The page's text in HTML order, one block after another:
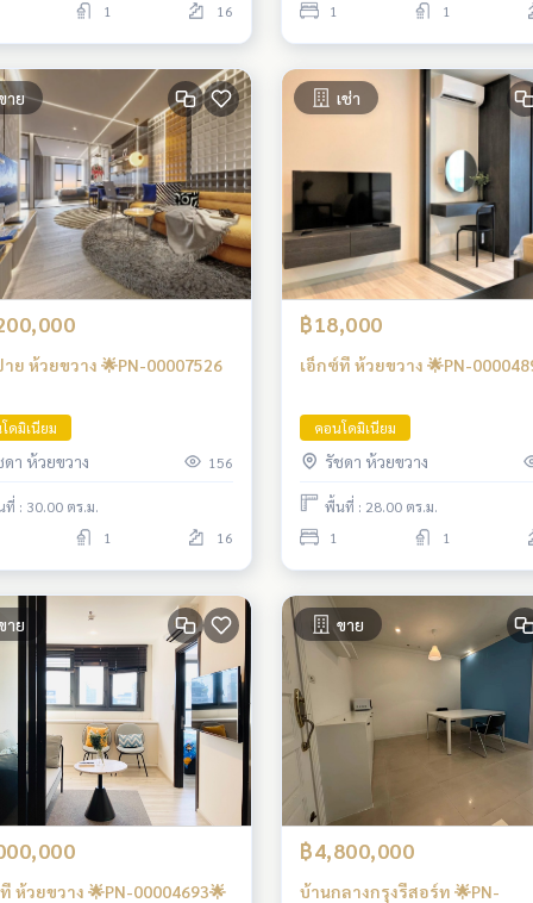
1
16
1
1
าย
ย ห้วยขวาง 🌟PN-00007526
ดมิเนียม
า ห้วยขวาง 156
: 30.00 ตร.ม.
1
16
เช่า
฿18,000
เอ็กซ์ที ห้วยขวาง 🌟PN-
คอนโดมิเนียม
รัชดา ห้วยขวาง
พื้นที่ : 28.00 ตร.ม.
1
1
าย
ห้วยขวาง 🌟PN-00004693🌟
ขาย
฿4,800,000
บ้านกลางกรุงรีสอร์ท 🌟PN-